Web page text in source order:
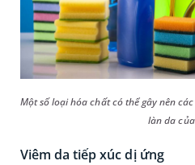
Một số loại hóa chất có thể gây nên
làn da
Viêm da tiếp xúc dị ứng